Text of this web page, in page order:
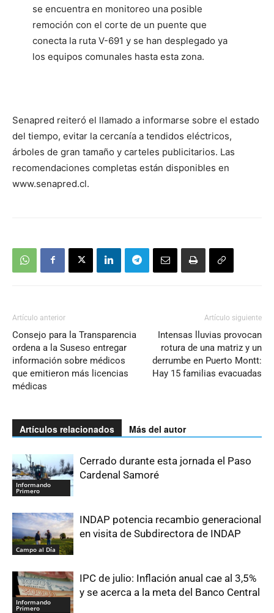
se encuentra en monitoreo una posible
remoción con el corte de un puente que
conecta la ruta V-691 y se han desplegado ya
los equipos comunales hasta esta zona.
Senapred reiteró el llamado a informarse sobre el estado
del tiempo, evitar la cercanía a tendidos eléctricos,
árboles de gran tamaño y carteles publicitarios. Las
recomendaciones completas están disponibles en
www.senapred.cl.
Artículo anterior
Consejo para la Transparencia
ordena a la Suseso entregar
información sobre médicos
que emitieron más licencias
médicas
Artículo siguiente
Intensas lluvias provocan
rotura de una matriz y un
derrumbe en Puerto Montt:
Hay 15 familias evacuadas
Artículos relacionados Más del autor
Informando
Primero
Cerrado durante esta jornada el Paso
Cardenal Samoré
Campo al Día
INDAP potencia recambio generacional
en visita de Subdirectora de INDAP
Informando
Primero
IPC de julio: Inflación anual cae al 3,5%
y se acerca a la meta del Banco Central